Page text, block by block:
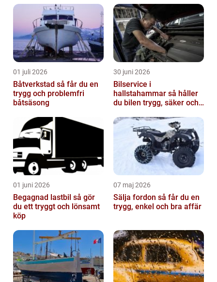
olika sätt att sälja begagnade bilar Histor...
01 juli 2026
Båtverkstad så får du en
trygg och problemfri
båtsäsong
30 juni 2026
Bilservice i
hallstahammar så håller
du bilen trygg, säker och
01 juni 2026
Begagnad lastbil så gör
du ett tryggt och lönsamt
köp
07 maj 2026
Sälja fordon så får du en
trygg, enkel och bra affär